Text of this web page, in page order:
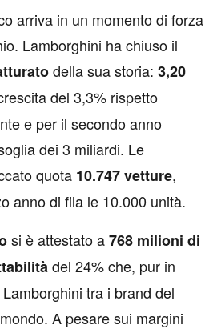
arriva in un momento di forza
Lamborghini ha chiuso il
della sua storia: 3,20
del 3,3% rispetto
e per il secondo anno
dei 3 miliardi. Le
quota 10.747 vetture,
anno di fila le 10.000 unità.
si è attestato a768 milioni di
del 24% che, pur in
tra i brand del
A pesare sui margini